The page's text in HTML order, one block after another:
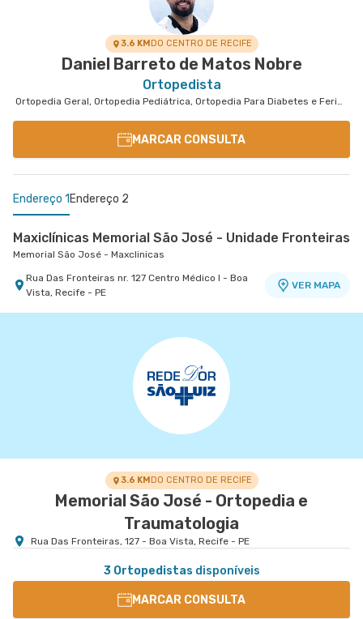
Sala 20 21 Dentro do Empresarial Jam, Ao Lado
do Hospital Esperança Olinda - Casa Caiada,
3.6 KMDO CENTRO DE RECIFE
Daniel Barreto de Matos Nobre
Ortopedista
Ortopedia Geral, Ortopedia Pediátrica, Ortopedia Para Diabetes e Feridas
MARCAR CONSULTA
Endereço 1 Endereço 2
Maxiclínicas Memorial São José - Unidade Fronteiras
Memorial São José - Maxclinicas
Rua Das Fronteiras nr. 127 Centro Médico I - Boa
Vista, Recife - PE
VER MAPA
Maxiclínicas Olinda - Unidade Casa Caiada
Avenida Doutor Jose Augusto Moreira nr. 751 -
Casa Caiada, Olinda - PE
3.6 KMDO CENTRO DE RECIFE
Memorial São José - Ortopedia e
Traumatologia
Rua Das Fronteiras, 127 - Boa Vista, Recife - PE
3 Ortopedistas disponíveis
MARCAR CONSULTA